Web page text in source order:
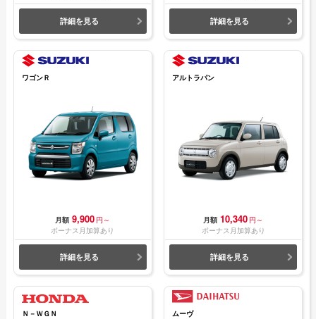
詳細を見る 詳細を見る
ワゴンＲ
月額 9,900 円～
ボーナス月加算あり
詳細を見る
アルトラパン
月額 10,340 円～
ボーナス月加算あり
詳細を見る
Ｎ－ＷＧＮ ムーヴ